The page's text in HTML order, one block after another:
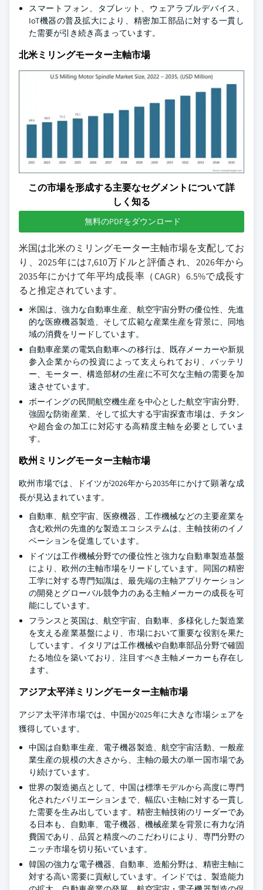
スマートフォン、タブレット、ウェアラブルデバイス、
IoT機器の普及拡大により、精密加工部品に対する一貫し
た需要が引き続き高まっています。
北米ミリングモーター主軸市場
この市場を形成する主要なセグメントについて詳
しく知る
無料のPDFをダウンロード
米国は北米のミリングモーター主軸市場を支配してお
り、2025年には7,610万ドルと評価され、2026年から
2035年にかけて年平均成長率（CAGR）6.5%で成長す
ると推定されています。
米国は、強力な自動車生産、航空宇宙分野の優位性、先進
的な医療機器製造、そして広範な産業生産を背景に、同地
域の消費をリードしています。
自動車産業の電気自動車への移行は、既存メーカーや新規
参入企業からの投資によって支えられており、バッテリ
ー、モーター、構造部材の生産に不可欠な主軸の需要を加
速させています。
ボーイングの民間航空機生産を中心とした航空宇宙分野、
強固な防衛産業、そして拡大する宇宙探査市場は、チタン
や超合金の加工に対応する高精度主軸を必要としていま
す。
欧州ミリングモーター主軸市場
欧州市場では、ドイツが2026年から2035年にかけて顕著な成
長が見込まれています。
自動車、航空宇宙、医療機器、工作機械などの主要産業を
含む欧州の先進的な製造エコシステムは、主軸技術のイノ
ベーションを促進しています。
ドイツは工作機械分野での優位性と強力な自動車製造基盤
により、欧州の主軸市場をリードしています。同国の精密
工学に対する専門知識は、最先端の主軸アプリケーション
の開発とグローバル競争力のある主軸メーカーの成長を可
能にしています。
フランスと英国は、航空宇宙、自動車、多様化した製造業
を支える産業基盤により、市場において重要な役割を果た
しています。イタリアは工作機械や自動車部品分野で確固
たる地位を築いており、注目すべき主軸メーカーも存在し
ます。
アジア太平洋ミリングモーター主軸市場
アジア太平洋市場では、中国が2025年に大きな市場シェアを
獲得しています。
中国は自動車生産、電子機器製造、航空宇宙活動、一般産
業生産の規模の大きさから、主軸の最大の単一国市場であ
り続けています。
世界の製造拠点として、中国は標準モデルから高度に専門
化されたバリエーションまで、幅広い主軸に対する一貫し
た需要を生み出しています。精密主軸技術のリーダーであ
る日本も、自動車、電子機器、機械産業を背景に有力な消
費国であり、品質と精度へのこだわりにより、専門分野の
ニッチ市場を切り拓いています。
韓国の強力な電子機器、自動車、造船分野は、精密主軸に
対する高い需要に貢献しています。インドでは、製造能力